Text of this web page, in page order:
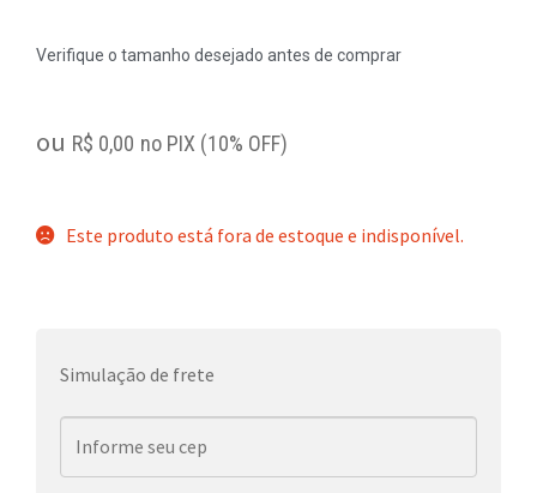
Verifique o tamanho desejado antes de comprar
ou R$ 0,00 no PIX (10% OFF)
Este produto está fora de estoque e indisponível.
Simulação de frete